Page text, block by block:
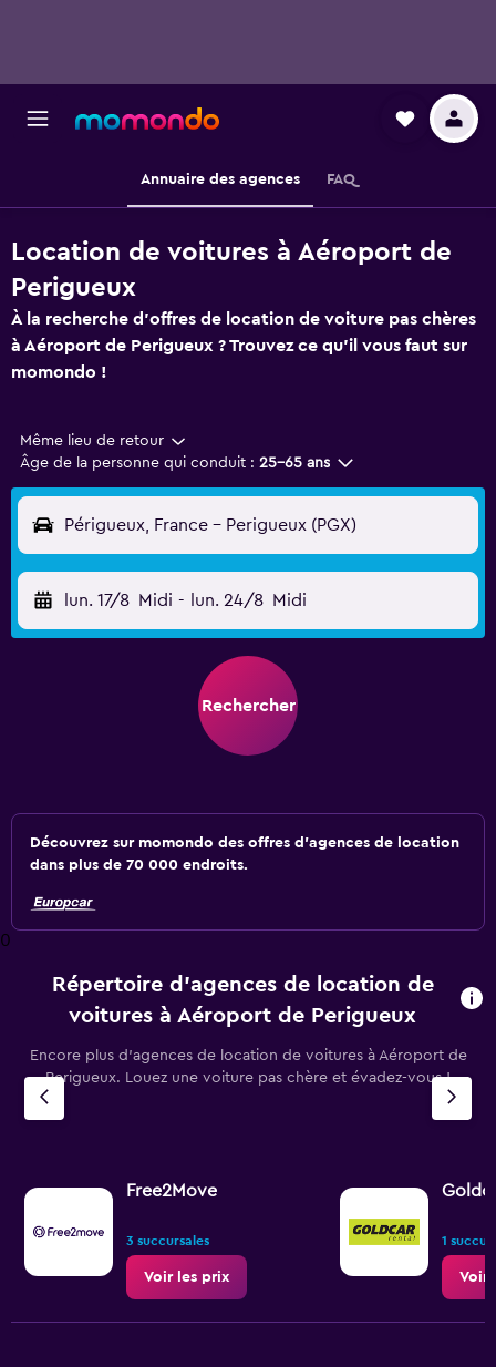
Annuaire des agences FAQ
Location de voitures à Aéroport de
Perigueux
À la recherche d'offres de location de voiture pas chères
à Aéroport de Perigueux ? Trouvez ce qu'il vous faut sur
momondo !
Même lieu de retour
Âge de la personne qui conduit : 25-65 ans
Périgueux, France - Perigueux (PGX)
lun. 17/8 Midi - lun. 24/8 Midi
Rechercher
Découvrez sur momondo des offres d'agences de location
dans plus de 70 000 endroits.
0
Répertoire d’agences de location de
voitures à Aéroport de Perigueux
Encore plus d’agences de location de voitures à Aéroport de
Perigueux. Louez une voiture pas chère et évadez-vous !
Free2Move
3 succursales
Voir les prix
1
Voir